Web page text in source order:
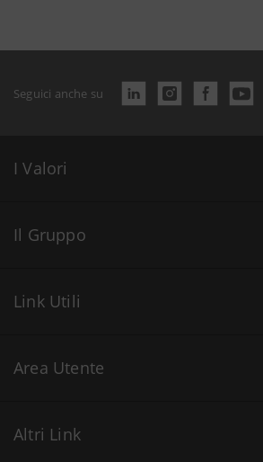
Seguici anche su
I Valori
Il Gruppo
Link Utili
Area Utente
Altri Link